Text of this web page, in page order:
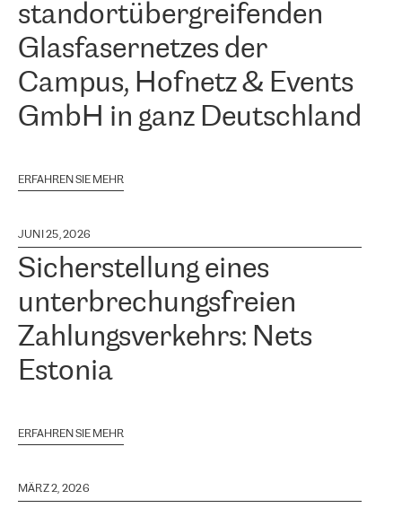
standortübergreifenden
Glasfasernetzes der
Campus, Hofnetz & Events
GmbH in ganz Deutschland
ERFAHREN SIE MEHR
JUNI 25, 2026
Sicherstellung eines
unterbrechungsfreien
Zahlungsverkehrs: Nets
Estonia
ERFAHREN SIE MEHR
MÄRZ 2, 2026